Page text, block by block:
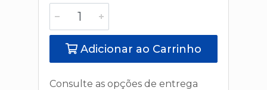
Adicionar ao Carrinho
Consulte as opções de entrega